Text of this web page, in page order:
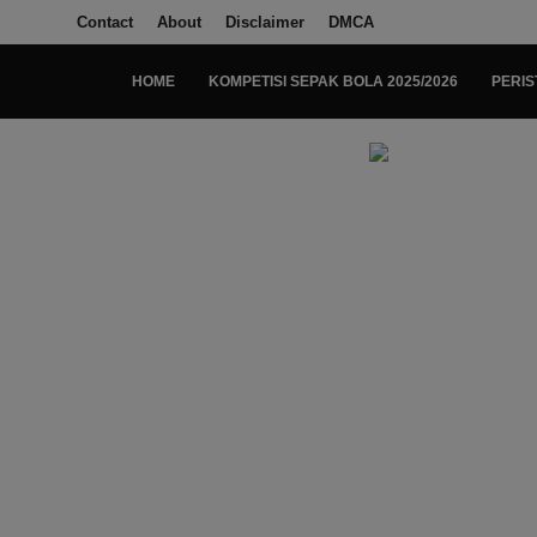
Contact About Disclaimer DMCA
HOME KOMPETISI SEPAK BOLA 2025/2026